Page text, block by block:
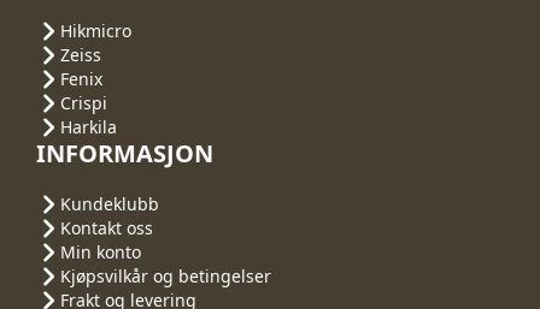
Hikmicro
Zeiss
Fenix
Crispi
Harkila
INFORMASJON
Kundeklubb
Kontakt oss
Min konto
Kjøpsvilkår og betingelser
Frakt og levering